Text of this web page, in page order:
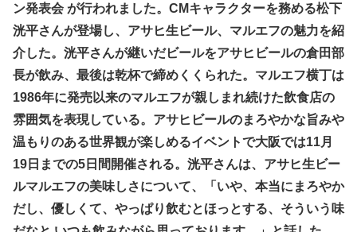
ン発表会 が行われました。CMキャラクターを務める松下
洸平さんが登場し、アサヒ生ビール、マルエフの魅力を紹
介した。洸平さんが継いだビールをアサヒビールの倉田部
長が飲み、最後は乾杯で締めくくられた。マルエフ横丁は
1986年に発売以来のマルエフが親しまれ続けた飲食店の
雰囲気を表現している。アサヒビールのまろやかな旨みや
温もりのある世界観が楽しめるイベントで大阪では11月
19日までの5日間開催される。洸平さんは、アサヒ生ビー
ルマルエフの美味しさについて、「いや、本当にまろやか
だし、優しくて、やっぱり飲むとほっとする、そういう味